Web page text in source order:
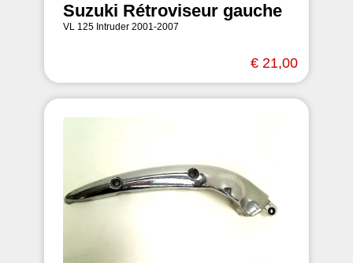
Suzuki Rétroviseur gauche
VL 125 Intruder 2001-2007
€ 21,00